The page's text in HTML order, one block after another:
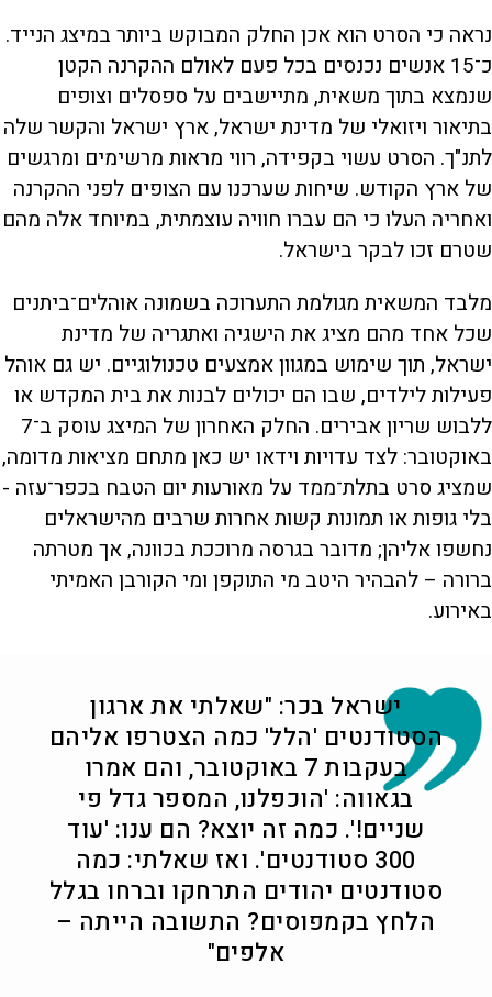
נראה כי הסרט הוא אכן החלק המבוקש ביותר במיצג הנייד.
כ־15 אנשים נכנסים בכל פעם לאולם ההקרנה הקטן
שנמצא בתוך משאית, מתיישבים על ספסלים וצופים
בתיאור ויזואלי של מדינת ישראל, ארץ ישראל והקשר שלה
לתנ"ך. הסרט עשוי בקפידה, רווי מראות מרשימים ומרגשים
של ארץ הקודש. שיחות שערכנו עם הצופים לפני ההקרנה
ואחריה העלו כי הם עברו חוויה עוצמתית, במיוחד אלה מהם
שטרם זכו לבקר בישראל.
מלבד המשאית מגולמת התערוכה בשמונה אוהלים־ביתנים
שכל אחד מהם מציג את הישגיה ואתגריה של מדינת
ישראל, תוך שימוש במגוון אמצעים טכנולוגיים. יש גם אוהל
פעילות לילדים, שבו הם יכולים לבנות את בית המקדש או
ללבוש שריון אבירים. החלק האחרון של המיצג עוסק ב־7
באוקטובר: לצד עדויות וידאו יש כאן מתחם מציאות מדומה,
שמציג סרט בתלת־ממד על מאורעות יום הטבח בכפר־עזה -
בלי גופות או תמונות קשות אחרות שרבים מהישראלים
נחשפו אליהן; מדובר בגרסה מרוככת בכוונה, אך מטרתה
ברורה – להבהיר היטב מי התוקפן ומי הקורבן האמיתי
באירוע.
ישראל בכר: "שאלתי את ארגון
הסטודנטים 'הלל' כמה הצטרפו אליהם
בעקבות 7 באוקטובר, והם אמרו
בגאווה: 'הוכפלנו, המספר גדל פי
שניים!'. כמה זה יוצא? הם ענו: 'עוד
300 סטודנטים'. ואז שאלתי: כמה
סטודנטים יהודים התרחקו וברחו בגלל
הלחץ בקמפוסים? התשובה הייתה –
אלפים"